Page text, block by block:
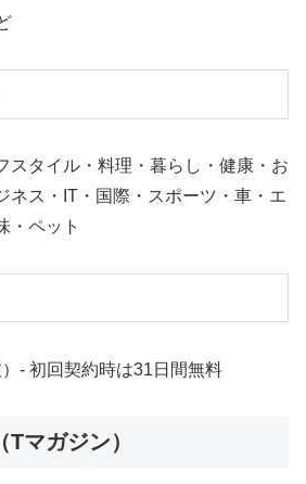
スタイル・料理・暮らし・健康・お
ネス・IT・国際・スポーツ・車・エ
・ペット
- 初回契約時は31日間無料
マガジン）